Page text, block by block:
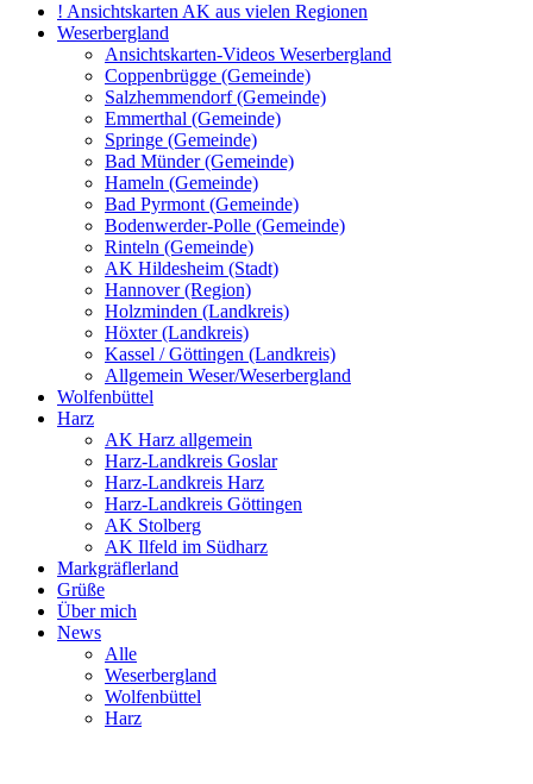
! Ansichtskarten AK aus vielen Regionen
Weserbergland
Ansichtskarten-Videos Weserbergland
Coppenbrügge (Gemeinde)
Salzhemmendorf (Gemeinde)
Emmerthal (Gemeinde)
Springe (Gemeinde)
Bad Münder (Gemeinde)
Hameln (Gemeinde)
Bad Pyrmont (Gemeinde)
Bodenwerder-Polle (Gemeinde)
Rinteln (Gemeinde)
AK Hildesheim (Stadt)
Hannover (Region)
Holzminden (Landkreis)
Höxter (Landkreis)
Kassel / Göttingen (Landkreis)
Allgemein Weser/Weserbergland
Wolfenbüttel
Harz
AK Harz allgemein
Harz-Landkreis Goslar
Harz-Landkreis Harz
Harz-Landkreis Göttingen
AK Stolberg
AK Ilfeld im Südharz
Markgräflerland
Grüße
Über mich
News
Alle
Weserbergland
Wolfenbüttel
Harz